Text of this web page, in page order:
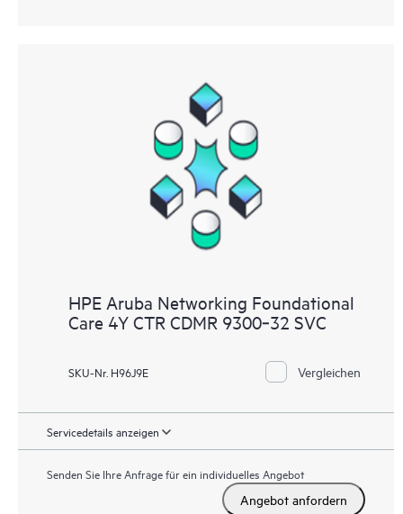
HPE Aruba Networking Foundational
Care 4Y CTR CDMR 9300‑32 SVC
SKU-Nr. H96J9E Vergleichen
Servicedetails anzeigen
Senden Sie Ihre Anfrage für ein individuelles Angebot
Angebot anfordern